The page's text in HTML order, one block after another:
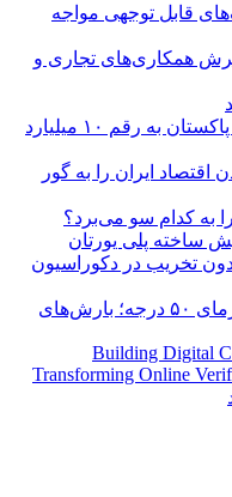
قابل توجهی مواجه
همکاری‌های تجاری و
افزایش حجم تجارت بین ایران و پاکستان به رقم ۱۰ میلیارد
ایران را به گور
به کدام سو می‌برد؟
ساخته پلی یورتان
تخریب در دکوراسیون
هشدار قرمز هواشناسی برای گرمای ۵۰ درجه؛ بارش‌های
Building Digital
Transforming Online